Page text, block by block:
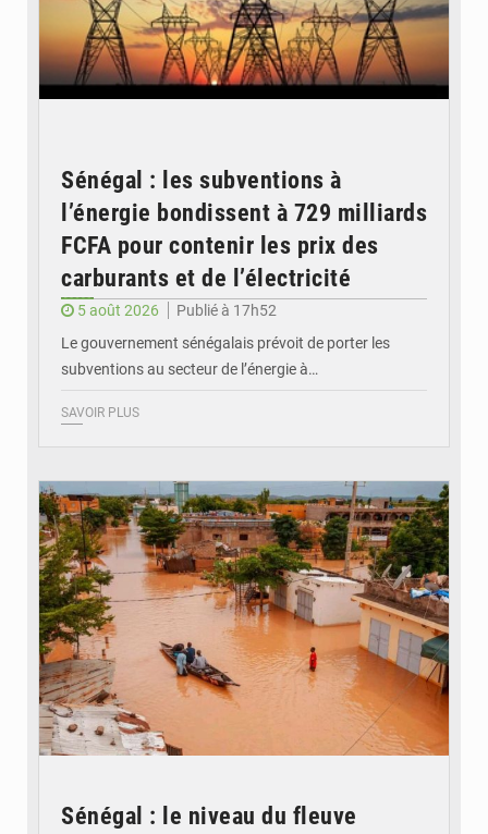
Sénégal : les subventions à
l’énergie bondissent à 729 milliards
FCFA pour contenir les prix des
carburants et de l’électricité
5 août 2026
Publié à 17h52
Le gouvernement sénégalais prévoit de porter les
subventions au secteur de l’énergie à…
SAVOIR PLUS
Sénégal : le niveau du fleuve